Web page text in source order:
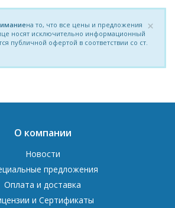
×
на то, что все цены и предложения
носят исключительно информационный
публичной офертой в соответствии со ст.
О компании
Новости
предложения
Оплата и доставка
и Сертификаты